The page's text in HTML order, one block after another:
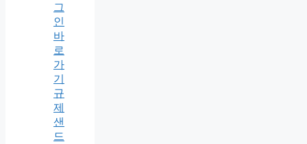
그
인
바
로
가
기
규
제
샌
드